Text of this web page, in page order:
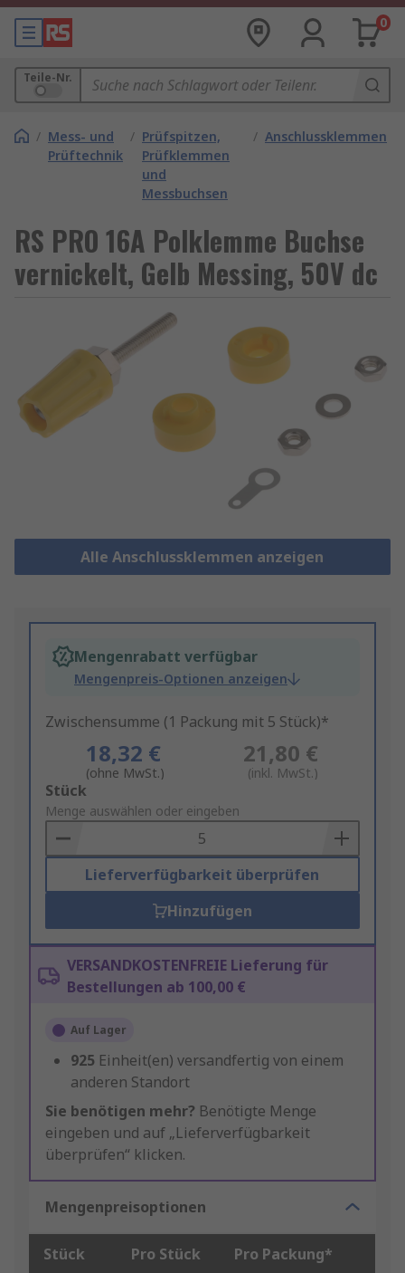
0
Teile-Nr.
/ Mess- und
Prüftechnik
/ Prüfspitzen,
Prüfklemmen
und
Messbuchsen
/ Anschlussklemmen
RS PRO 16A Polklemme Buchse
vernickelt, Gelb Messing, 50V dc
Alle Anschlussklemmen anzeigen
Mengenrabatt verfügbar
Mengenpreis-Optionen anzeigen
Zwischensumme (1 Packung mit 5 Stück)*
18,32 €
(ohne MwSt.)
21,80 €
(inkl. MwSt.)
Add
to
Basket
Stück
Menge auswählen oder eingeben
Lieferverfügbarkeit überprüfen
Hinzufügen
VERSANDKOSTENFREIE Lieferung für
Bestellungen ab 100,00 €
Auf Lager
925 Einheit(en) versandfertig von einem
anderen Standort
Sie benötigen mehr? Benötigte Menge
eingeben und auf „Lieferverfügbarkeit
überprüfen“ klicken.
Mengenpreisoptionen
Stück Pro Stück Pro Packung*